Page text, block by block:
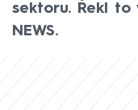
sektoru. Řekl to
NEWS.